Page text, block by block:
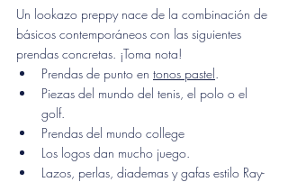
Un lookazo preppy nace de la combinación de
básicos contemporáneos con las siguientes
prendas concretas. ¡Toma nota!
Prendas de punto en tonos pastel.
Piezas del mundo del tenis, el polo o el
golf.
Prendas del mundo college
Los logos dan mucho juego.
Lazos, perlas, diademas y gafas estilo Ray-